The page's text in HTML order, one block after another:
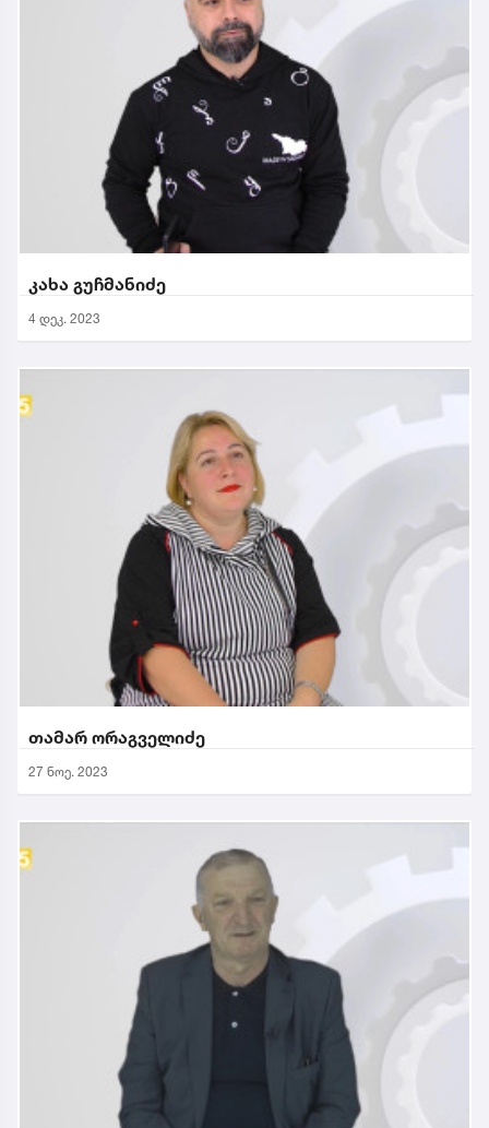
კახა გუჩმანიძე
4 დეკ. 2023
თამარ ორაგველიძე
27 ნოე. 2023